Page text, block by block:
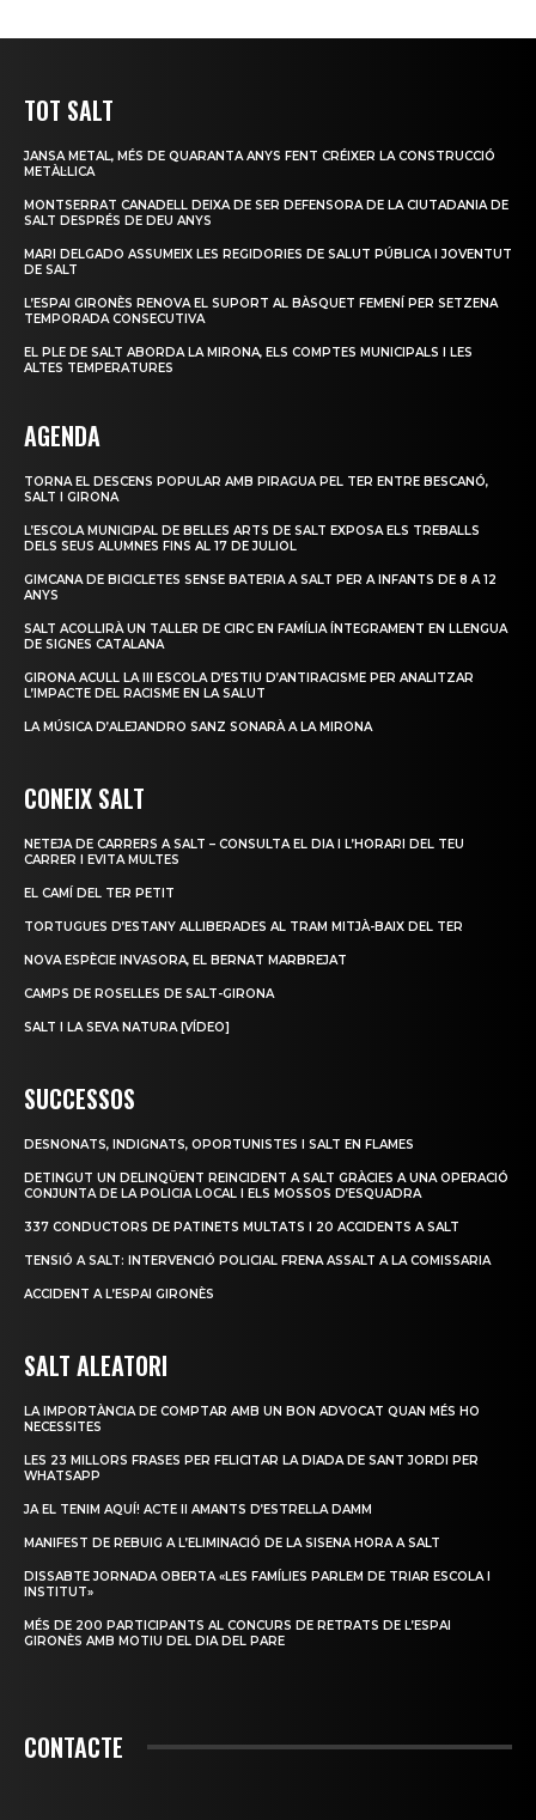
TOT SALT
JANSA METAL, MÉS DE QUARANTA ANYS FENT CRÉIXER LA CONSTRUCCIÓ
METÀL·LICA
MONTSERRAT CANADELL DEIXA DE SER DEFENSORA DE LA CIUTADANIA DE
SALT DESPRÉS DE DEU ANYS
MARI DELGADO ASSUMEIX LES REGIDORIES DE SALUT PÚBLICA I JOVENTUT
DE SALT
L’ESPAI GIRONÈS RENOVA EL SUPORT AL BÀSQUET FEMENÍ PER SETZENA
TEMPORADA CONSECUTIVA
EL PLE DE SALT ABORDA LA MIRONA, ELS COMPTES MUNICIPALS I LES
ALTES TEMPERATURES
AGENDA
TORNA EL DESCENS POPULAR AMB PIRAGUA PEL TER ENTRE BESCANÓ,
SALT I GIRONA
L’ESCOLA MUNICIPAL DE BELLES ARTS DE SALT EXPOSA ELS TREBALLS
DELS SEUS ALUMNES FINS AL 17 DE JULIOL
GIMCANA DE BICICLETES SENSE BATERIA A SALT PER A INFANTS DE 8 A 12
ANYS
SALT ACOLLIRÀ UN TALLER DE CIRC EN FAMÍLIA ÍNTEGRAMENT EN LLENGUA
DE SIGNES CATALANA
GIRONA ACULL LA III ESCOLA D’ESTIU D’ANTIRACISME PER ANALITZAR
L’IMPACTE DEL RACISME EN LA SALUT
LA MÚSICA D’ALEJANDRO SANZ SONARÀ A LA MIRONA
CONEIX SALT
NETEJA DE CARRERS A SALT – CONSULTA EL DIA I L’HORARI DEL TEU
CARRER I EVITA MULTES
EL CAMÍ DEL TER PETIT
TORTUGUES D’ESTANY ALLIBERADES AL TRAM MITJÀ-BAIX DEL TER
NOVA ESPÈCIE INVASORA, EL BERNAT MARBREJAT
CAMPS DE ROSELLES DE SALT-GIRONA
SALT I LA SEVA NATURA [VÍDEO]
SUCCESSOS
DESNONATS, INDIGNATS, OPORTUNISTES I SALT EN FLAMES
DETINGUT UN DELINQÜENT REINCIDENT A SALT GRÀCIES A UNA OPERACIÓ
CONJUNTA DE LA POLICIA LOCAL I ELS MOSSOS D’ESQUADRA
337 CONDUCTORS DE PATINETS MULTATS I 20 ACCIDENTS A SALT
TENSIÓ A SALT: INTERVENCIÓ POLICIAL FRENA ASSALT A LA COMISSARIA
ACCIDENT A L’ESPAI GIRONÈS
SALT ALEATORI
LA IMPORTÀNCIA DE COMPTAR AMB UN BON ADVOCAT QUAN MÉS HO
NECESSITES
LES 23 MILLORS FRASES PER FELICITAR LA DIADA DE SANT JORDI PER
WHATSAPP
JA EL TENIM AQUÍ! ACTE II AMANTS D’ESTRELLA DAMM
MANIFEST DE REBUIG A L’ELIMINACIÓ DE LA SISENA HORA A SALT
DISSABTE JORNADA OBERTA «LES FAMÍLIES PARLEM DE TRIAR ESCOLA I
INSTITUT»
MÉS DE 200 PARTICIPANTS AL CONCURS DE RETRATS DE L’ESPAI
GIRONÈS AMB MOTIU DEL DIA DEL PARE
CONTACTE